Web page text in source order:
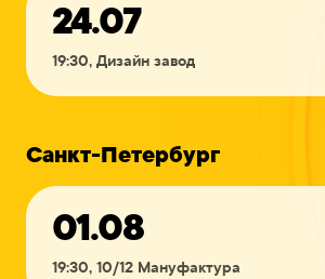
24.07
19:30, Дизайн завод
Санкт-Петербург
01.08
19:30, 10/12 Мануфактура